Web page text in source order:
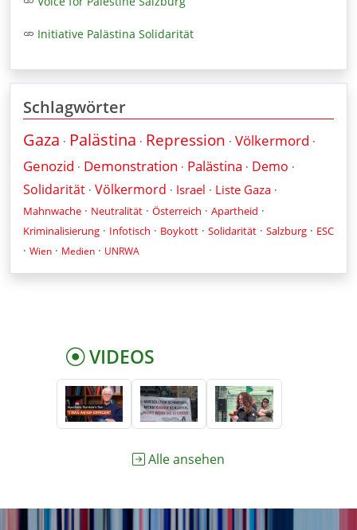
Initiative Palästina Solidarität
Schlagwörter
Gaza · Palästina · Repression · Völkermord ·
Genozid · Demonstration · Palästina · Demo ·
Solidarität · Völkermord · Israel · Liste Gaza ·
Mahnwache · Neutralität · Österreich · Apartheid ·
Kriminalisierung · Infotisch · Boykott · Solidarität · Salzburg · ESC
· Wien · Medien · UNRWA
VIDEOS
Alle ansehen